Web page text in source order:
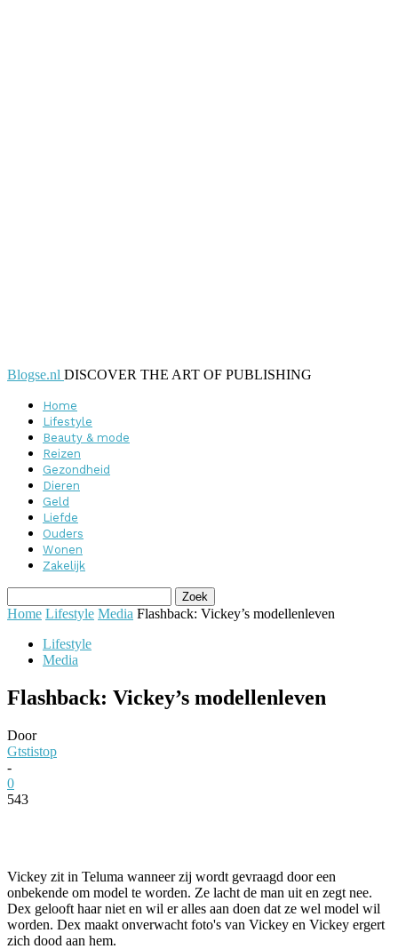
Blogse.nl DISCOVER THE ART OF PUBLISHING
Home
Lifestyle
Beauty & mode
Reizen
Gezondheid
Dieren
Geld
Liefde
Ouders
Wonen
Zakelijk
Home Lifestyle Media Flashback: Vickey’s modellenleven
Lifestyle
Media
Flashback: Vickey’s modellenleven
Door
Gtstistop
-
0
543
Vickey zit in Teluma wanneer zij wordt gevraagd door een
onbekende om model te worden. Ze lacht de man uit en zegt nee.
Dex gelooft haar niet en wil er alles aan doen dat ze wel model wil
worden. Dex maakt onverwacht foto's van Vickey en Vickey ergert
zich dood aan hem.